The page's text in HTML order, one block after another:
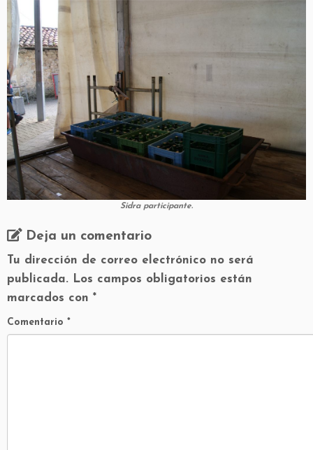
Sidra participante.
Deja un comentario
Tu dirección de correo electrónico no será
publicada. Los campos obligatorios están
marcados con *
Comentario *